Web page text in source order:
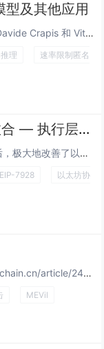
型及其他应用
markdown ZK API 使用积分：LLMs 及其他 Davide Crapis 和 Vitalik Buterin 这是 v2 版——与 v1 版 相比，它将客户端的退款票据列表替换为服务器签名的同态退款运行总额，因此用户不再...
理
速率限制匿名
Snap v2：以 BALs 取代 Trie 愈合 — 执行层研究
快照同步（snap/1）在 Geth v1.10.0 中发布后，极大地改善了以太坊节点的同步。但它有一个众所周知的阿喀琉斯之踵：trie 修复阶段，这是一个迭代过程，同步节点在此阶段一次一个 trie 节点地发现并修复状态不一致性。这个阶段...
EIP-7928
以太坊协
作者：Gloria Zhao 来源： https://learnblockchain.cn/article/24359 比特币白皮书对比特币的核心特性的说明非常清楚：它是免许可的。世界上的任何人，只要加入这个点对点网络并广播...
MEVil